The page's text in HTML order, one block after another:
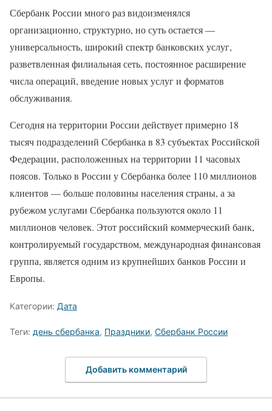
Сбербанк России много раз видоизменялся
организационно, структурно, но суть остается —
универсальность, широкий спектр банковских услуг,
разветвленная филиальная сеть, постоянное расширение
числа операций, введение новых услуг и форматов
обслуживания.
Сегодня на территории России действует примерно 18
тысяч подразделений Сбербанка в 83 субъектах Российской
Федерации, расположенных на территории 11 часовых
поясов. Только в России у Сбербанка более 110 миллионов
клиентов — больше половины населения страны, а за
рубежом услугами Сбербанка пользуются около 11
миллионов человек. Этот российский коммерческий банк,
контролируемый государством, международная финансовая
группа, является одним из крупнейших банков России и
Европы.
Категории: Дата
Теги: день сбербанка, Праздники, Сбербанк России
Добавить комментарий